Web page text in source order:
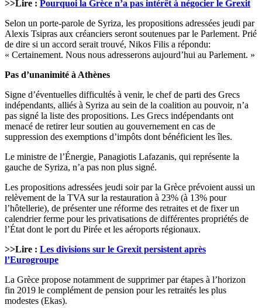
>>Lire : Pourquoi la Grèce n’a pas intérêt à négocier le Grexit
Selon un porte-parole de Syriza, les propositions adressées jeudi par
Alexis Tsipras aux créanciers seront soutenues par le Parlement. Prié
de dire si un accord serait trouvé, Nikos Filis a répondu:
« Certainement. Nous nous adresserons aujourd’hui au Parlement. »
Pas d’unanimité à Athènes
Signe d’éventuelles difficultés à venir, le chef de parti des Grecs
indépendants, alliés à Syriza au sein de la coalition au pouvoir, n’a
pas signé la liste des propositions. Les Grecs indépendants ont
menacé de retirer leur soutien au gouvernement en cas de
suppression des exemptions d’impôts dont bénéficient les îles.
Le ministre de l’Énergie, Panagiotis Lafazanis, qui représente la
gauche de Syriza, n’a pas non plus signé.
Les propositions adressées jeudi soir par la Grèce prévoient aussi un
relèvement de la TVA sur la restauration à 23% (à 13% pour
l’hôtellerie), de présenter une réforme des retraites et de fixer un
calendrier ferme pour les privatisations de différentes propriétés de
l’État dont le port du Pirée et les aéroports régionaux.
>>Lire : Les divisions sur le Grexit persistent après
l’Eurogroupe
La Grèce propose notamment de supprimer par étapes à l’horizon
fin 2019 le complément de pension pour les retraités les plus
modestes (Ekas).